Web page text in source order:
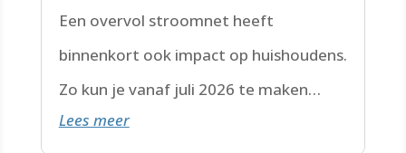
Een overvol stroomnet heeft
binnenkort ook impact op huishoudens.
Zo kun je vanaf juli 2026 te maken
krijgen met een wachtlijst.
Lees meer